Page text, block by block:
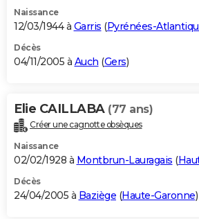
Naissance
12/03/1944 à Garris (Pyrénées-
Décès
04/11/2005 à Auch (Gers)
Elie CAILLABA (77 ans)
Créer une cagnotte obsèques
Naissance
02/02/1928 à Montbrun-Lauragais (
Décès
24/04/2005 à Baziège (Haute-Garonne)